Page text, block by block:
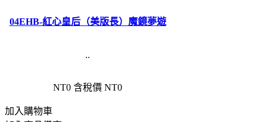
04EHB-紅心皇后（美版長）魔鏡夢遊
..
NT0 含稅價 NT0
加入購物車